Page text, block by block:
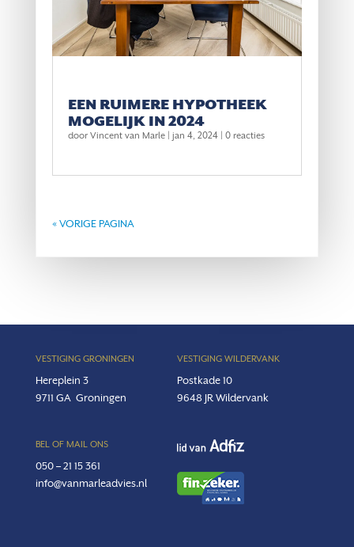
EEN RUIMERE HYPOTHEEK
MOGELIJK IN 2024
door Vincent van Marle| jan 4, 2024| 0 reacties
« VORIGE PAGINA
VESTIGING GRONINGEN
Hereplein 3
9711 GA Groningen
VESTIGING WILDERVANK
Postkade 10
9648 JR Wildervank
BEL OF MAIL ONS
050 – 21 15 361
info@vanmarleadvies.nl